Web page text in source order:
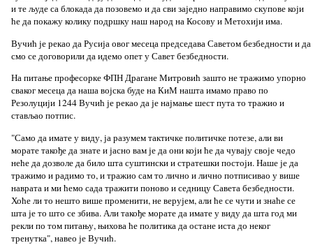
и те људе са блокада да позовемо и да сви заједно направимо скупове који
ће да покажу колику подршку наш народ на Косову и Метохији има.
Вучић је рекао да Русија овог месеца председава Саветом безбедности и да
смо се договорили да идемо опет у Савет безбедности.
На питање професорке ФПН Драгане Митровић зашто не тражимо упорно
сваког месеца да наша војска буде на КиМ нашта имамо право по
Резолуцији 1244 Вучић је рекао да је најмање шест пута то тражио и
стављао потпис.
"Само да имате у виду, ја разумем тактичке политичке потезе, али ви
морате такође да знате и јасно вам је да они који ће да чувају своје чедо
неће да дозволе да било шта суштински и стратешки постоји. Наше је да
тражимо и радимо то, и тражио сам то лично и лично потписивао у више
наврата и ми ћемо сада тражити поново и седницу Савета безбедности.
Хоће ли то нешто више променити, не верујем, али ће се чути и знаће се
шта је то што се збива. Али такође морате да имате у виду да шта год ми
рекли по том питању, њихова ће политика да остане иста до неког
тренутка", навео је Вучић.